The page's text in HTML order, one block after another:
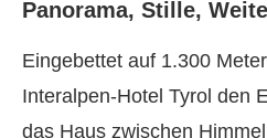
Panorama, Stille, Weite
Eingebettet auf 1.300
Interalpen-Hotel Tyrol den
das Haus zwischen